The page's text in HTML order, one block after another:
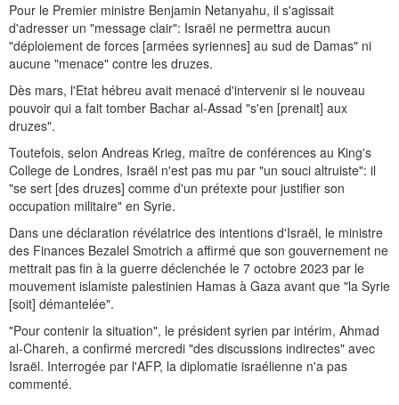
Pour le Premier ministre Benjamin Netanyahu, il s'agissait
d'adresser un "message clair": Israël ne permettra aucun
"déploiement de forces [armées syriennes] au sud de Damas" ni
aucune "menace" contre les druzes.
Dès mars, l'Etat hébreu avait menacé d'intervenir si le nouveau
pouvoir qui a fait tomber Bachar al-Assad "s'en [prenait] aux
druzes".
Toutefois, selon Andreas Krieg, maître de conférences au King's
College de Londres, Israël n'est pas mu par "un souci altruiste": il
"se sert [des druzes] comme d'un prétexte pour justifier son
occupation militaire" en Syrie.
Dans une déclaration révélatrice des intentions d'Israël, le ministre
des Finances Bezalel Smotrich a affirmé que son gouvernement ne
mettrait pas fin à la guerre déclenchée le 7 octobre 2023 par le
mouvement islamiste palestinien Hamas à Gaza avant que "la Syrie
[soit] démantelée".
"Pour contenir la situation", le président syrien par intérim, Ahmad
al-Chareh, a confirmé mercredi "des discussions indirectes" avec
Israël. Interrogée par l'AFP, la diplomatie israélienne n'a pas
commenté.